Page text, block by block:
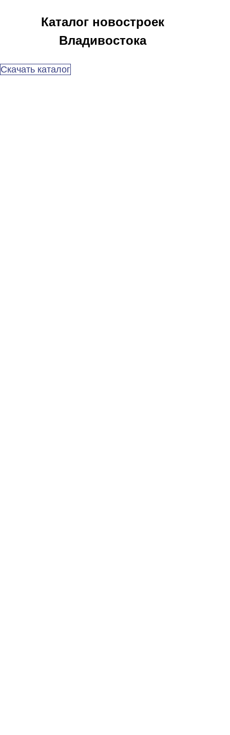
Каталог новостроек
Владивостока
Скачать каталог